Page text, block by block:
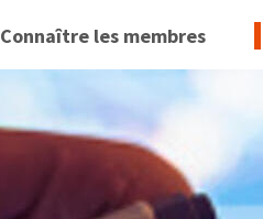
Connaître les membres